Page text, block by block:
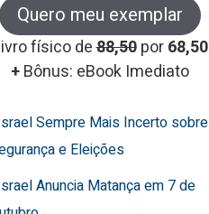
Quero meu exemplar
físico de88,50 por68,50
+Bônus: eBook Imediato
Sempre Mais Incerto sobre
e Eleições
Anuncia Matança em 7 de